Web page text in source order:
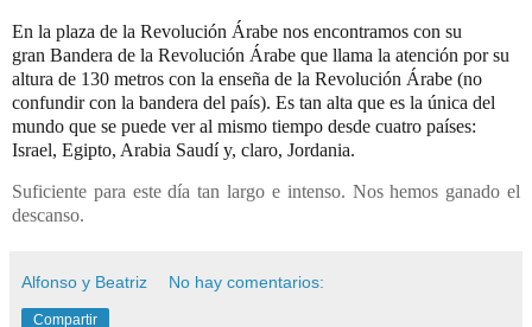
En la plaza de la Revolución Árabe nos encontramos con su
gran Bandera de la Revolución Árabe que llama la atención por su
altura de 130 metros con la enseña de la Revolución Árabe (no
confundir con la bandera del país). Es tan alta que es la única del
mundo que se puede ver al mismo tiempo desde cuatro países:
Israel, Egipto, Arabia Saudí y, claro, Jordania.
Suficiente para este día tan largo e intenso. Nos hemos ganado el
descanso.
Alfonso y Beatriz No hay comentarios:
Compartir